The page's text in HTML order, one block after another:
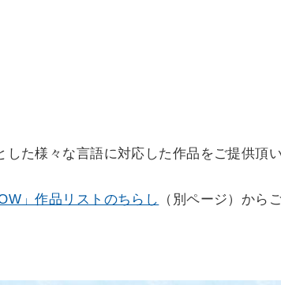
した様々な言語に対応した作品をご提供頂
」作品リストのちらし
（別ページ）から